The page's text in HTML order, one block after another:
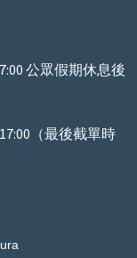
公眾假期休息後
（最後截單時